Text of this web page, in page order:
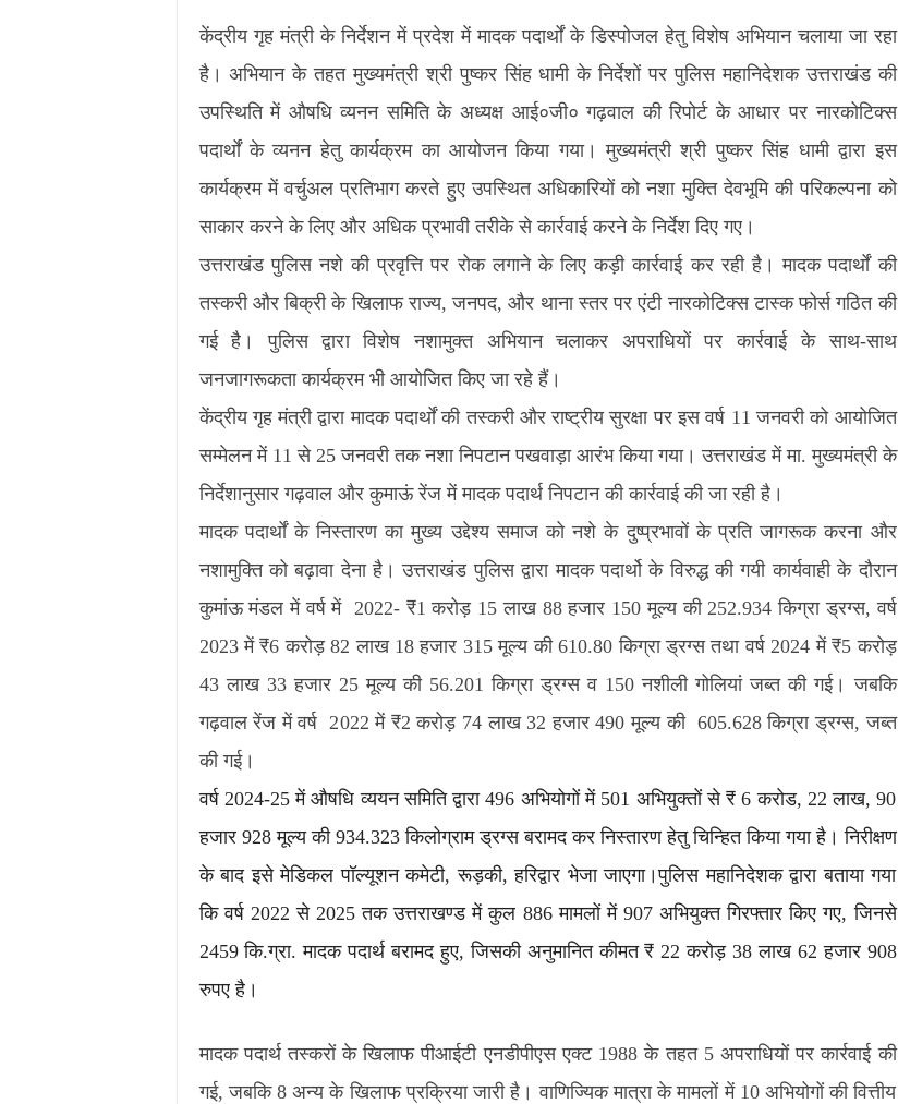
केंद्रीय गृह मंत्री के निर्देशन में प्रदेश में मादक पदार्थों के डिस्पोजल हेतु विशेष अभियान चलाया जा रहा
है। अभियान के तहत मुख्यमंत्री श्री पुष्कर सिंह धामी के निर्देशों पर पुलिस महानिदेशक उत्तराखंड की
उपस्थिति में औषधि व्यनन समिति के अध्यक्ष आई०जी० गढ़वाल की रिपोर्ट के आधार पर नारकोटिक्स
पदार्थों के व्यनन हेतु कार्यक्रम का आयोजन किया गया। मुख्यमंत्री श्री पुष्कर सिंह धामी द्वारा इस
कार्यक्रम में वर्चुअल प्रतिभाग करते हुए उपस्थित अधिकारियों को नशा मुक्ति देवभूमि की परिकल्पना को
साकार करने के लिए और अधिक प्रभावी तरीके से कार्रवाई करने के निर्देश दिए गए।
उत्तराखंड पुलिस नशे की प्रवृत्ति पर रोक लगाने के लिए कड़ी कार्रवाई कर रही है। मादक पदार्थों की
तस्करी और बिक्री के खिलाफ राज्य, जनपद, और थाना स्तर पर एंटी नारकोटिक्स टास्क फोर्स गठित की
गई है। पुलिस द्वारा विशेष नशामुक्त अभियान चलाकर अपराधियों पर कार्रवाई के साथ-साथ
जनजागरूकता कार्यक्रम भी आयोजित किए जा रहे हैं।
केंद्रीय गृह मंत्री द्वारा मादक पदार्थों की तस्करी और राष्ट्रीय सुरक्षा पर इस वर्ष 11 जनवरी को आयोजित
सम्मेलन में 11 से 25 जनवरी तक नशा निपटान पखवाड़ा आरंभ किया गया। उत्तराखंड में मा. मुख्यमंत्री के
निर्देशानुसार गढ़वाल और कुमाऊं रेंज में मादक पदार्थ निपटान की कार्रवाई की जा रही है।
मादक पदार्थों के निस्तारण का मुख्य उद्देश्य समाज को नशे के दुष्प्रभावों के प्रति जागरूक करना और
नशामुक्ति को बढ़ावा देना है। उत्तराखंड पुलिस द्वारा मादक पदार्थो के विरुद्ध की गयी कार्यवाही के दौरान
कुमांऊ मंडल में वर्ष में 2022- ₹1 करोड़ 15 लाख 88 हजार 150 मूल्य की 252.934 किग्रा ड्रग्स, वर्ष
2023 में ₹6 करोड़ 82 लाख 18 हजार 315 मूल्य की 610.80 किग्रा ड्रग्स तथा वर्ष 2024 में ₹5 करोड़
43 लाख 33 हजार 25 मूल्य की 56.201 किग्रा ड्रग्स व 150 नशीली गोलियां जब्त की गई। जबकि
गढ़वाल रेंज में वर्ष 2022 में ₹2 करोड़ 74 लाख 32 हजार 490 मूल्य की 605.628 किग्रा ड्रग्स, जब्त
की गई।
वर्ष 2024-25 में औषधि व्ययन समिति द्वारा 496 अभियोगों में 501 अभियुक्तों से ₹ 6 करोड, 22 लाख, 90
हजार 928 मूल्य की 934.323 किलोग्राम ड्रग्स बरामद कर निस्तारण हेतु चिन्हित किया गया है। निरीक्षण
के बाद इसे मेडिकल पॉल्यूशन कमेटी, रूड़की, हरिद्वार भेजा जाएगा।पुलिस महानिदेशक द्वारा बताया गया
कि वर्ष 2022 से 2025 तक उत्तराखण्ड में कुल 886 मामलों में 907 अभियुक्त गिरफ्तार किए गए, जिनसे
2459 कि.ग्रा. मादक पदार्थ बरामद हुए, जिसकी अनुमानित कीमत ₹ 22 करोड़ 38 लाख 62 हजार 908
रुपए है।
मादक पदार्थ तस्करों के खिलाफ पीआईटी एनडीपीएस एक्ट 1988 के तहत 5 अपराधियों पर कार्रवाई की
गई, जबकि 8 अन्य के खिलाफ प्रक्रिया जारी है। वाणिज्यिक मात्रा के मामलों में 10 अभियोगों की वित्तीय